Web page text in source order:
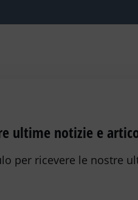
ultime notizie e
per ricevere le nostre